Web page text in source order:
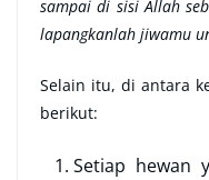
sampai di sisi Allah
lapangkanlah jiwamu
Selain itu, di antara
berikut:
Setiap hewan